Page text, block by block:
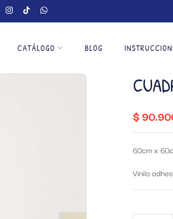
CATÁLOGO BLOG
$
60cm x
Vinilo